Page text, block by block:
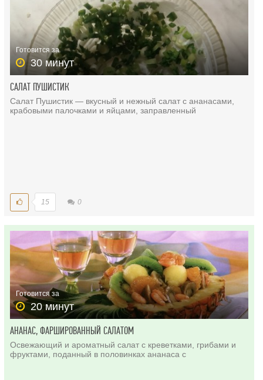
Готовится за
30 минут
САЛАТ ПУШИСТИК
Салат Пушистик — вкусный и нежный салат с ананасами,
крабовыми палочками и яйцами, заправленный
15 0
Готовится за
20 минут
АНАНАС, ФАРШИРОВАННЫЙ САЛАТОМ
Освежающий и ароматный салат с креветками, грибами и
фруктами, поданный в половинках ананаса с